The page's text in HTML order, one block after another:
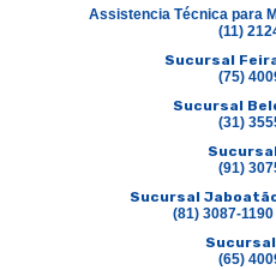
Assistencia Técnica para
(11)
Sucursal
(75)
Sucursal
(31)
(91)
Sucursal
(81) 3087-
(65)